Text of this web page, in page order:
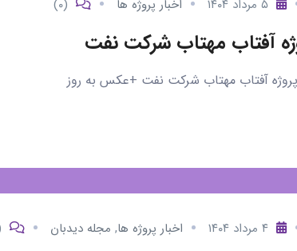
۵ مرداد ۱۴۰۴ اخبار پروژه ها (۰)
آفتاب مهتاب شرکت نفت
آفتاب مهتاب شرکت نفت +عکس به روز
۴ مرداد ۱۴۰۴ اخبار پروژه ها, مجله دیدبان